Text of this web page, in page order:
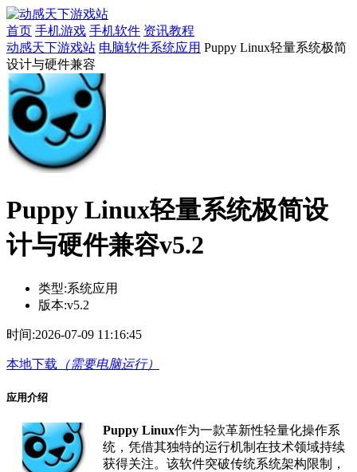
首页 手机游戏 手机软件 资讯教程
动感天下游戏站 电脑软件系统应用 Puppy Linux轻量系统极简
设计与硬件兼容
Puppy Linux轻量系统极简设
计与硬件兼容v5.2
类型:系统应用
版本:v5.2
时间:2026-07-09 11:16:45
本地下载 （需要电脑运行）
应用介绍
Puppy Linux作为一款革新性轻量化操作系
统，凭借其独特的运行机制在技术领域持续
获得关注。该软件突破传统系统架构限制，